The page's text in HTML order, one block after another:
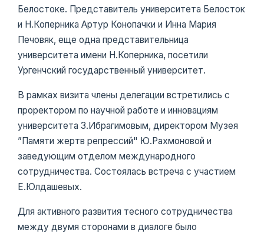
Белостоке. Представитель университета Белосток
и Н.Коперника Артур Конопачки и Инна Мария
Печовяк, еще одна представительница
университета имени Н.Коперника, посетили
Ургенчский государственный университет.
В рамках визита члены делегации встретились с
проректором по научной работе и инновациям
университета З.Ибрагимовым, директором Музея
”Памяти жертв репрессий" Ю.Рахмоновой и
заведующим отделом международного
сотрудничества. Состоялась встреча с участием
Е.Юлдашевых.
Для активного развития тесного сотрудничества
между двумя сторонами в диалоге было